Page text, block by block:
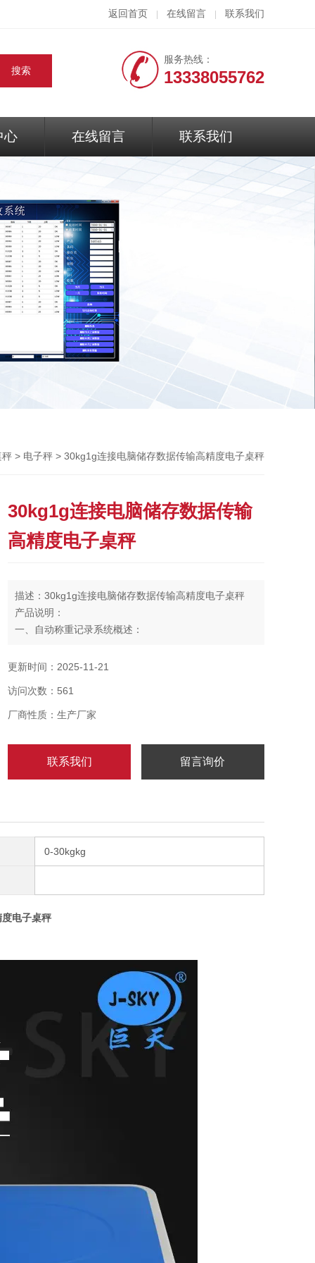
返回首页 在线留言 联系我们
服务热线：
13338055762
心 在线留言 联系我们
秤 > 电子秤 > 30kg1g连接电脑储存数据传输高精度电子桌秤
30kg1g连接电脑储存数据传输
高精度电子桌秤
描述：30kg1g连接电脑储存数据传输高精度电子桌秤
产品说明：
一、自动称重记录系统概述：
品属性资料记录到数据库、储存数据、导出数据，以便
统自动保存数据达计算机上。
全自动称重记录系统具备以下特性：
更新时间：2025-11-21
访问次数：561
厂商性质：生产厂家
联系我们 留言询价
0-30kgkg
电子桌秤